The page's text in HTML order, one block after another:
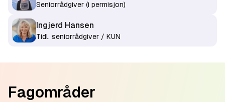
Seniorrådgiver (i permisjon)
Ingjerd Hansen
Tidl. seniorrådgiver / KUN
Fagområder